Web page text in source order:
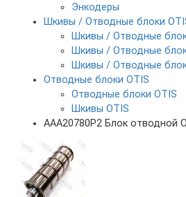
Энкодеры
Шкивы / Отводные блоки
Шкивы / Отводные
Шкивы / Отводные
Шкивы / Отводные
Отводные блоки OTIS
Отводные блоки OTIS
Шкивы OTIS
AAA20780P2 Блок отводной